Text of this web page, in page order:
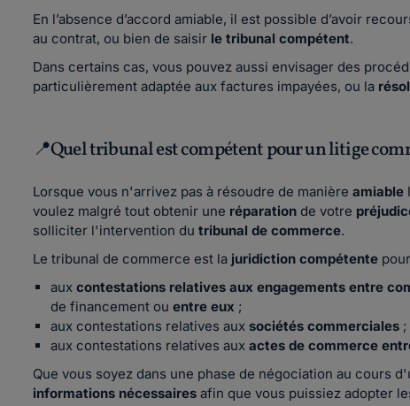
En l’absence d’accord amiable, il est possible d’avoir
au contrat, ou bien de saisir le tribunal compétent.
Dans certains cas, vous pouvez aussi envisager des
particulièrement adaptée aux factures impayées, ou la
📍Quel tribunal est compétent pour un litige
Lorsque vous n'arrivez pas à résoudre de manière amiable
voulez malgré tout obtenir une réparation de votre
solliciter l'intervention du tribunal de commerce.
Le tribunal de commerce est la juridiction compétente
aux contestations relatives aux engagements entre
de financement ou entre eux ;
aux contestations relatives aux sociétés commerciales ;
aux contestations relatives aux actes de commerce
Que vous soyez dans une phase de négociation au cours
informations nécessaires afin que vous puissiez adopter